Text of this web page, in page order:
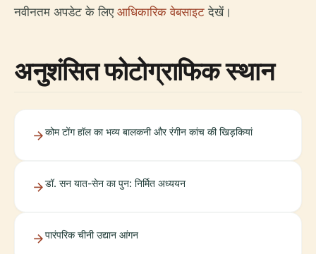
नवीनतम अपडेट के लिए आधिकारिक वेबसाइट देखें।
अनुशंसित फोटोग्राफिक स्थान
कोम टोंग हॉल का भव्य बालकनी और रंगीन कांच की खिड़कियां
डॉ. सन यात-सेन का पुन: निर्मित अध्ययन
पारंपरिक चीनी उद्यान आंगन